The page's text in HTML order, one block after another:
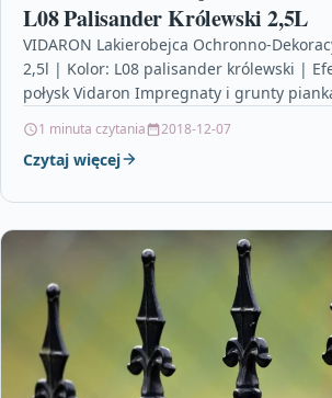
L08 Palisander Królewski 2,5L
VIDARON Lakierobejca Ochronno-
2,5l | Kolor: L08 palisander królewski |
połysk Vidaron Impregnaty i grunty
1 minuta czytania 2018-12-07
Czytaj więcej